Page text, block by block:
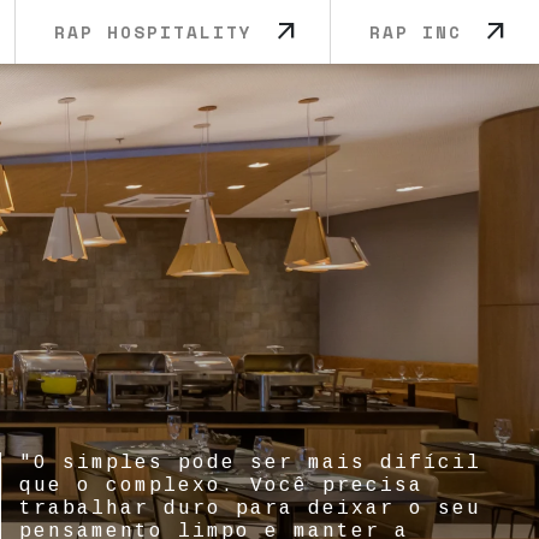
RAP HOSPITALITY arrow_outward RAP INC arrow_outward
"O simples pode ser mais difícil
que o complexo. Você precisa
trabalhar duro para deixar o seu
pensamento limpo e manter a